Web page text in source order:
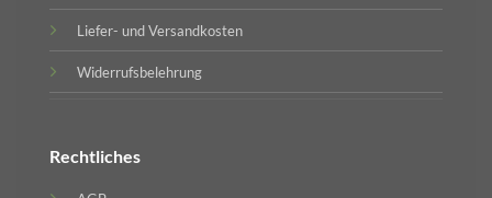
Liefer- und Versandkosten
Widerrufsbelehrung
Rechtliches